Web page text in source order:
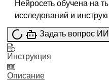
Нейросеть обучена на
исследований и
Задать вопрос ИИ
Инструкция
Описание